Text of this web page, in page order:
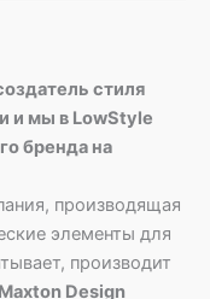
стиля
и мы в LowStyle
бренда на
производящая
элементы для
производит
Maxton Design